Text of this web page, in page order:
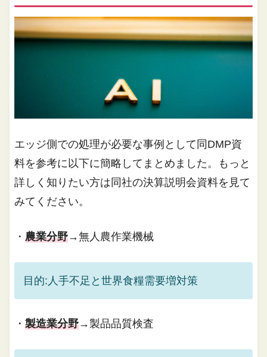
エッジ側での処理が必要な事例として同DMP資
料を参考に以下に簡略してまとめました。もっと
詳しく知りたい方は同社の決算説明会資料を見て
みてください。
・農業分野→無人農作業機械
目的:人手不足と世界食糧需要増対策
・製造業分野→製品品質検査